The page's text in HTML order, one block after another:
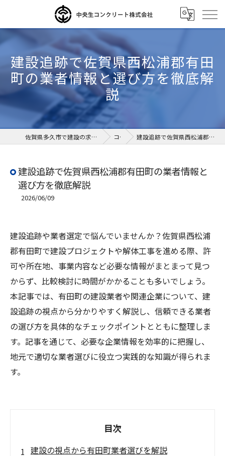
建設追跡で佐賀県西松浦郡有田
町の業者情報と選び方を徹底解
説
佐賀県多久市で建設の求人なら中央生コンクリート株式会社 コラム 建設追跡で佐賀県西松浦郡有田町の業者情報と選び方を徹底解説
建設追跡で佐賀県西松浦郡有田町の業者情報と
選び方を徹底解説
2026/06/09
建設追跡や業者選定で悩んでいませんか？佐賀県西松浦
郡有田町で建設プロジェクトや解体工事を進める際、許
可や所在地、事業内容など必要な情報がまとまって見つ
からず、比較検討に時間がかかることも多いでしょう。
本記事では、有田町の建設業者や関連企業について、建
設追跡の視点から分かりやすく解説し、信頼できる業者
の選び方を具体的なチェックポイントとともに整理しま
す。記事を通じて、必要な企業情報を効率的に把握し、
地元で適切な業者選びに役立つ実践的な知識が得られま
す。
目次
建設の視点から有田町業者選びを解説